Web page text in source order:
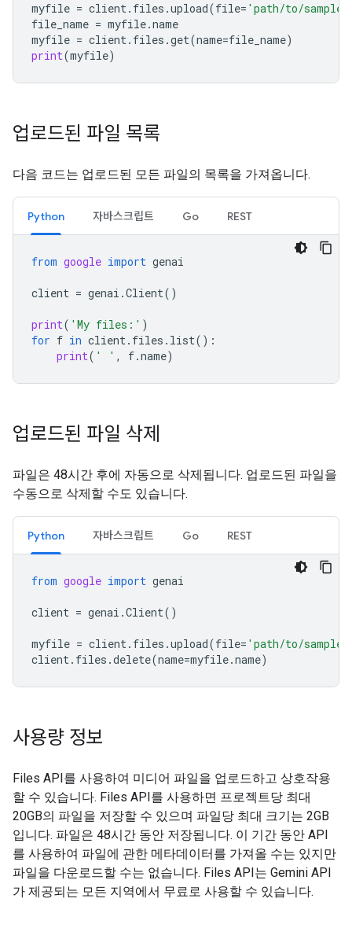
myfile = client. files .upload(file= 'path/to/
file_name = myfile.name
myfile = client. files .get(name=file_name)
print(myfile)
업로드된 파일 목록
다음 코드는 업로드된 모든 파일의 목록을 가져옵니다.
Python 자바스크립트 Go REST
from google import genai
client = genai .Client()
print( 'My files:' )
for f in client. files . list():
print( ' ' , f.name)
업로드된 파일 삭제
파일은 48시간 후에 자동으로 삭제됩니다. 업로드된 파일을
수동으로 삭제할 수도 있습니다.
Python 자바스크립트 Go REST
from google import genai
client = genai .Client()
myfile = client. files .upload(file= 'path/to/
client. files .delete(name=myfile.name)
사용량 정보
Files API를 사용하여 미디어 파일을 업로드하고 상호작용
할 수 있습니다. Files API를 사용하면 프로젝트당 최대
20GB의 파일을 저장할 수 있으며 파일당 최대 크기는 2GB
입니다. 파일은 48시간 동안 저장됩니다. 이 기간 동안 API
를 사용하여 파일에 관한 메타데이터를 가져올 수는 있지만
파일을 다운로드할 수는 없습니다. Files API는 Gemini API
가 제공되는 모든 지역에서 무료로 사용할 수 있습니다.